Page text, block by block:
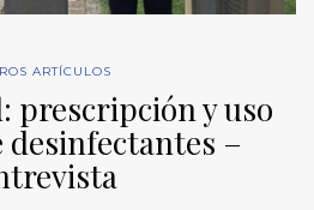
ARTÍCULOS
prescripción y uso
desinfectantes –